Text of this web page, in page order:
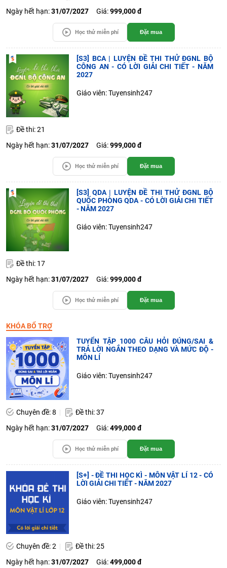
Ngày hết hạn:31/07/2027 Giá:999,000 đ
Học thử miễn phí Đặt mua
[S3] BCA | LUYỆN ĐỀ THI THỬ ĐGNL BỘ
CÔNG AN - CÓ LỜI GIẢI CHI TIẾT - NĂM
2027
Giáo viên: Tuyensinh247
Đề thi: 21
Ngày hết hạn:31/07/2027 Giá:999,000 đ
Học thử miễn phí Đặt mua
[S3] QDA | LUYỆN ĐỀ THI THỬ ĐGNL BỘ
QUỐC PHÒNG QDA - CÓ LỜI GIẢI CHI TIẾT
- NĂM 2027
Giáo viên: Tuyensinh247
Đề thi: 17
Ngày hết hạn:31/07/2027 Giá:999,000 đ
Học thử miễn phí Đặt mua
KHÓA BỔ TRỢ
TUYỂN TẬP 1000 CÂU HỎI ĐÚNG/SAI &
TRẢ LỜI NGẮN THEO DẠNG VÀ MỨC ĐỘ -
MÔN LÍ
Giáo viên: Tuyensinh247
Chuyên đề: 8
Đề thi: 37
Ngày hết hạn:31/07/2027 Giá:499,000 đ
Học thử miễn phí Đặt mua
[S+] - ĐỀ THI HỌC KÌ - MÔN VẬT LÍ 12 - CÓ
LỜI GIẢI CHI TIẾT - NĂM 2027
Giáo viên: Tuyensinh247
Chuyên đề: 2
Đề thi: 25
Ngày hết hạn:31/07/2027 Giá:499,000 đ